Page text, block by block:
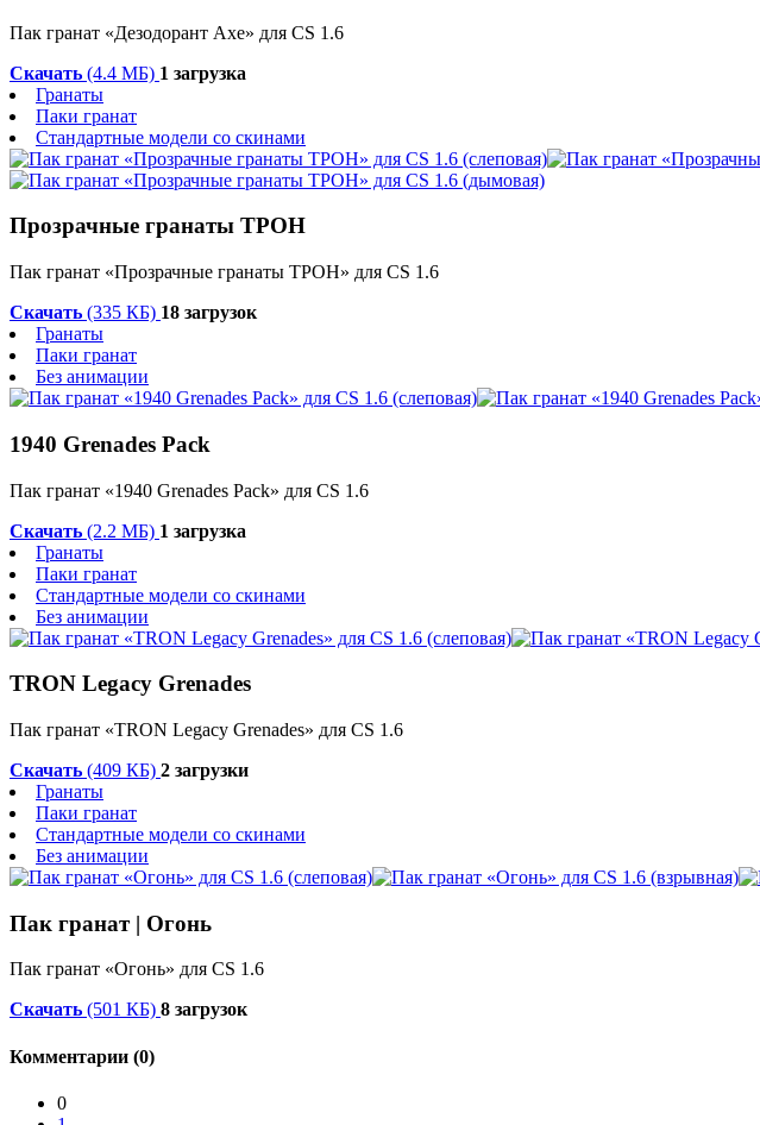
Пак гранат «Дезодорант Axe» для CS 1.6
Скачать (4.4 МБ) 1 загрузка
Гранаты
Паки гранат
Стандартные модели со скинами
Прозрачные гранаты ТРОН
Пак гранат «Прозрачные гранаты ТРОН» для CS 1.6
Скачать (335 КБ) 18 загрузок
Гранаты
Паки гранат
Без анимации
1940 Grenades Pack
Пак гранат «1940 Grenades Pack» для CS 1.6
Скачать (2.2 МБ) 1 загрузка
Гранаты
Паки гранат
Стандартные модели со скинами
Без анимации
TRON Legacy Grenades
Пак гранат «TRON Legacy Grenades» для CS 1.6
Скачать (409 КБ) 2 загрузки
Гранаты
Паки гранат
Стандартные модели со скинами
Без анимации
Пак гранат | Огонь
Пак гранат «Огонь» для CS 1.6
Скачать (501 КБ) 8 загрузок
Комментарии (0)
0